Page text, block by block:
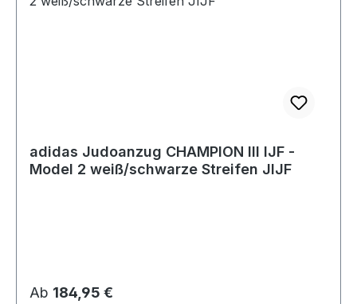
adidas Judoanzug CHAMPION III IJF -
Model 2 weiß/schwarze Streifen JIJF
Regulärer Preis:
Ab 184,95 €